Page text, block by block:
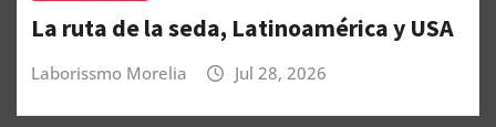
La ruta de la seda, Latinoamérica y USA
Laborissmo Morelia Jul 28, 2026